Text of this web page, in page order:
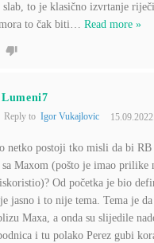
slab, to je klasično izvrtanje
to čak biti… Read more »
Lumeni7
Reply to Igor Vukajlovic
netko postoji tko misli da bi RB
Maxom (pošto je imao prilike
Od početka je bio
jasno i to nije tema. Tema je
Maxa, a onda su slijedile
i tu polako Perez gubi